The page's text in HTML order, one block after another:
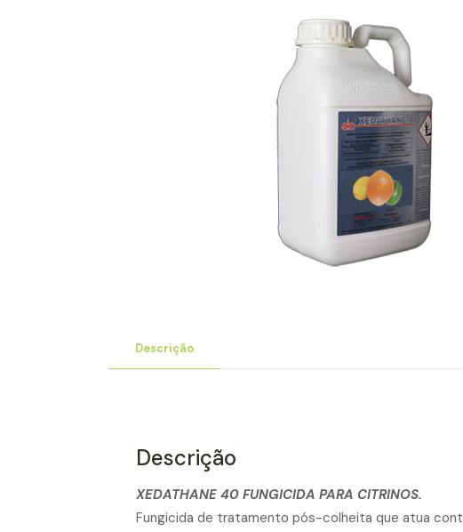
Descrição
Descrição
XEDATHANE 40 FUNGICIDA PARA CITRINOS.
Fungicida de tratamento pós-colheita que atua